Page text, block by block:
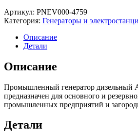
Артикул: PNEV000-4759
Категория: Генераторы и
Описание
Детали
Описание
Промышленный генератор дизельный
предназначен для основного и
промышленных предприятий и
Детали